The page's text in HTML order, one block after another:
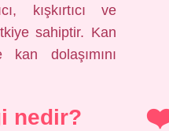
kışkırtıcı ve
sahiptir. Kan
kan dolaşımını
nedir?